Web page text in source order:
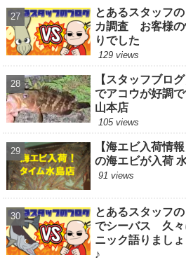
とあるスタッフ
カ調査 お客様の
りでした
129 views
【スタッフブロ
でアコウが好調で
山本店
105 views
【海エビ入荷情
の海エビが入荷
91 views
とあるスタッフ
でシーバス 久々
ニック語りまし
♪